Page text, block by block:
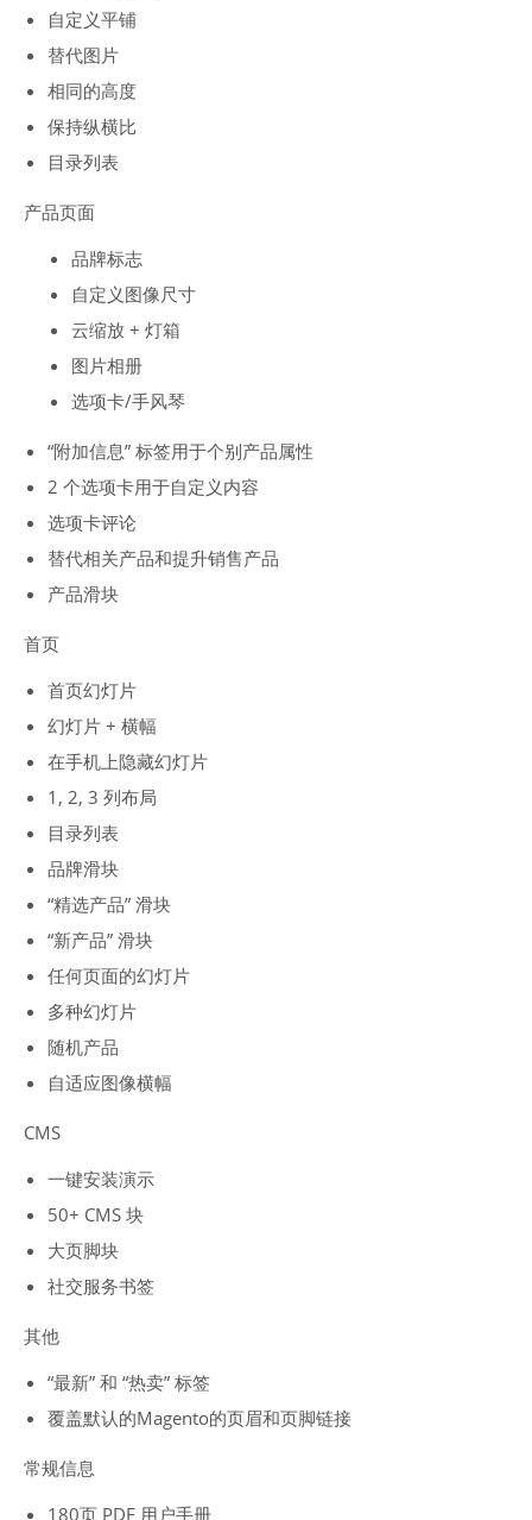
自定义平铺
替代图片
相同的高度
保持纵横比
目录列表
产品页面
品牌标志
自定义图像尺寸
云缩放 + 灯箱
图片相册
选项卡/手风琴
“附加信息” 标签用于个别产品属性
2 个选项卡用于自定义内容
选项卡评论
替代相关产品和提升销售产品
产品滑块
首页
首页幻灯片
幻灯片 + 横幅
在手机上隐藏幻灯片
1, 2, 3 列布局
目录列表
品牌滑块
“精选产品” 滑块
“新产品” 滑块
任何页面的幻灯片
多种幻灯片
随机产品
自适应图像横幅
CMS
一键安装演示
50+ CMS 块
大页脚块
社交服务书签
其他
“最新” 和 “热卖” 标签
覆盖默认的Magento的页眉和页脚链接
常规信息
180页 PDF 用户手册